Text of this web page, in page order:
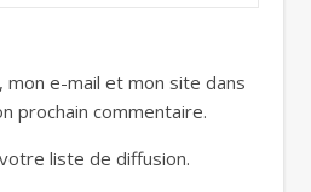
e-mail et mon site dans
prochain commentaire.
liste de diffusion.